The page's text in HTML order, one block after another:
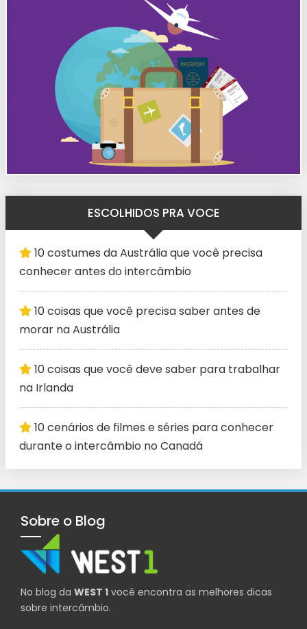
ESCOLHIDOS PRA VOCE
10 costumes da Austrália que você precisa
conhecer antes do intercâmbio
10 coisas que você precisa saber antes de
morar na Austrália
10 coisas que você deve saber para trabalhar
na Irlanda
10 cenários de filmes e séries para conhecer
durante o intercâmbio no Canadá
Sobre o Blog
No blog da WEST 1 você encontra as melhores dicas
sobre intercâmbio.